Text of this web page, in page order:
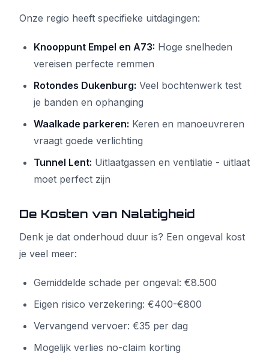
Onze regio heeft specifieke uitdagingen:
Knooppunt Empel en A73: Hoge snelheden
vereisen perfecte remmen
Rotondes Dukenburg: Veel bochtenwerk test
je banden en ophanging
Waalkade parkeren: Keren en manoeuvreren
vraagt goede verlichting
Tunnel Lent: Uitlaatgassen en ventilatie - uitlaat
moet perfect zijn
De Kosten van Nalatigheid
Denk je dat onderhoud duur is? Een ongeval kost
je veel meer:
Gemiddelde schade per ongeval: €8.500
Eigen risico verzekering: €400-€800
Vervangend vervoer: €35 per dag
Mogelijk verlies no-claim korting